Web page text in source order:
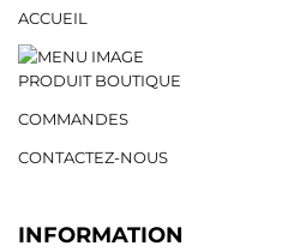
ACCUEIL
PRODUIT BOUTIQUE
COMMANDES
CONTACTEZ-NOUS
INFORMATION